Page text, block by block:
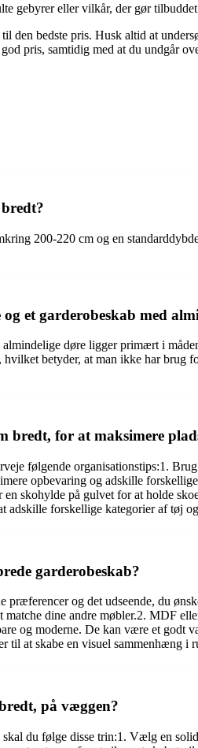
gebyrer eller vilkår, der gør
den bedste pris. Husk altid at
pris, samtidig med at du undgår
200-220 cm og en
et garderobeskab med
døre ligger primært i
betyder, at man ikke har
bredt, for at maksimere
følgende organisationstips:1.
opbevaring og adskille
skohylde på gulvet for at holde
forskellige kategorier af tøj
garderobeskab?
og det udseende, du
dine andre møbler.2. MDF
og moderne. De kan være et godt
til at skabe en visuel sammenhæng i
på væggen?
skal du følge disse trin:1. Vælg en